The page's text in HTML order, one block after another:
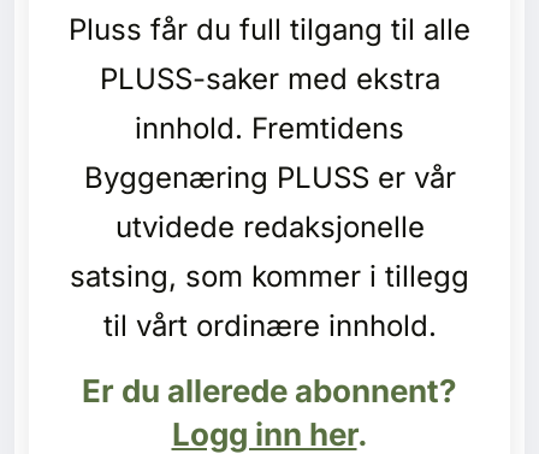
Abonnere magasin
Kontakt oss
Pluss får du full tilgang til alle
PLUSS-saker med ekstra
innhold. Fremtidens
Byggenæring PLUSS er vår
utvidede redaksjonelle
satsing, som kommer i tillegg
til vårt ordinære innhold.
Er du allerede abonnent?
Logg inn her.